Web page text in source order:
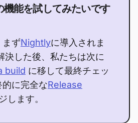
機能を試してみたいです
まずNightlyに導入されま
決した後、私たちは次に
build に移して最終チェッ
に完全なRelease
します。